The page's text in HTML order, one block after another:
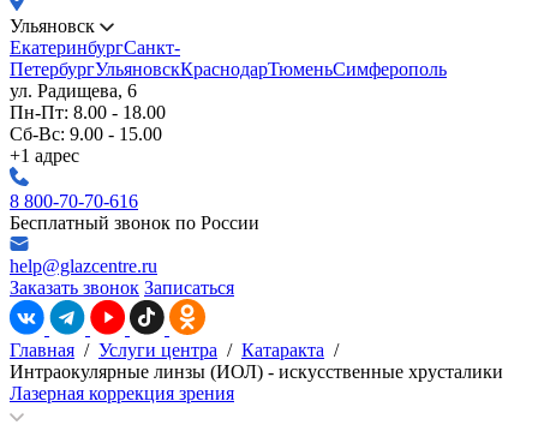
Ульяновск
ЕкатеринбургСанкт-
ПетербургУльяновскКраснодарТюменьСимферополь
ул. Радищева, 6
Пн-Пт: 8.00 - 18.00
Сб-Вс: 9.00 - 15.00
+1 адрес
8 800-70-70-616
Бесплатный звонок по России
help@glazcentre.ru
Заказать звонок Записаться
Главная / Услуги центра / Катаракта /
Интраокулярные линзы (ИОЛ) - искусственные хрусталики
Лазерная коррекция зрения